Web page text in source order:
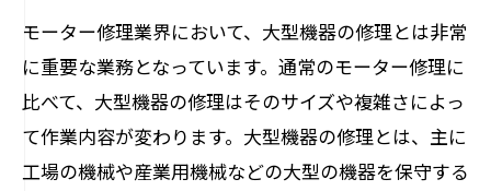
モーター修理業界において、大型機器の修理とは非常
に重要な業務となっています。通常のモーター修理に
比べて、大型機器の修理はそのサイズや複雑さによっ
て作業内容が変わります。大型機器の修理とは、主に
工場の機械や産業用機械などの大型の機器を保守する